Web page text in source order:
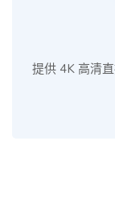
提供 4K 高清